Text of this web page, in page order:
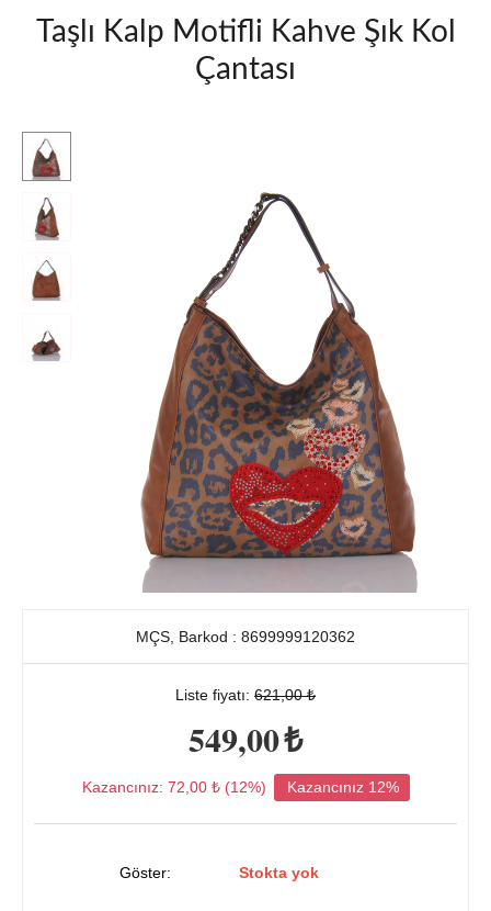
Taşlı Kalp Motifli Kahve Şık Kol
Çantası
MÇS, Barkod : 8699999120362
Liste fiyatı: 621,00 ₺
549,00₺
Kazancınız: 72,00₺ (12%) Kazancınız 12%
Göster: Stokta yok